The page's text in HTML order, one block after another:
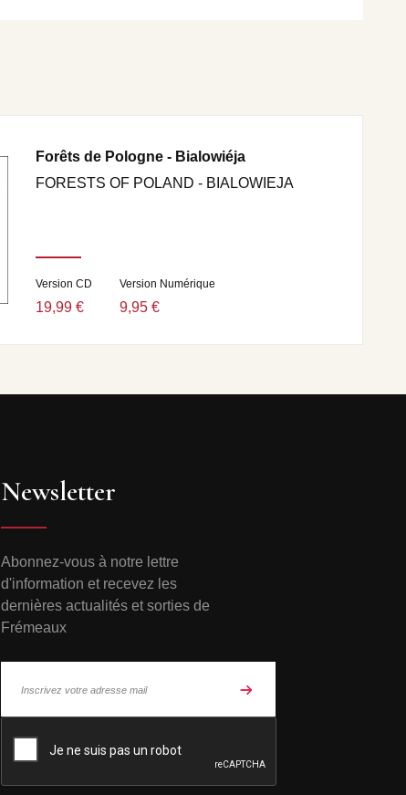
Forêts de Pologne - Bialowiéja
FORESTS OF POLAND - BIALOWIEJA
Version CD
19,99 €
Version Numérique
9,95 €
Newsletter
Abonnez-vous à notre lettre
d'information et recevez les
dernières actualités et sorties de
Frémeaux